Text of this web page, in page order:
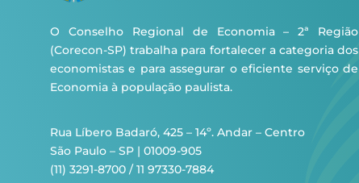
O Conselho Regional de Economia – 2ª Região
(Corecon-SP) trabalha para fortalecer a categoria dos
economistas e para assegurar o eficiente serviço de
Economia à população paulista.
Rua Líbero Badaró, 425 – 14º. Andar – Centro
São Paulo – SP | 01009-905
(11) 3291-8700 / 11 97330-7884